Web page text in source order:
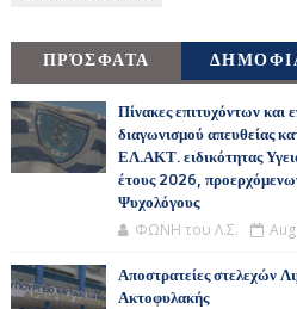
ΠΡΌΣΦΑΤΑ
Πίνακες επιτυχόντων
διαγωνισμού απευθείας
ΕΛ.ΑΚΤ. ειδικότητας
έτους 2026,
Ψυχολόγους
ΦΩΝΗ του Λ.Σ.
Αποστρατείες στελεχών
Ακτοφυλακής